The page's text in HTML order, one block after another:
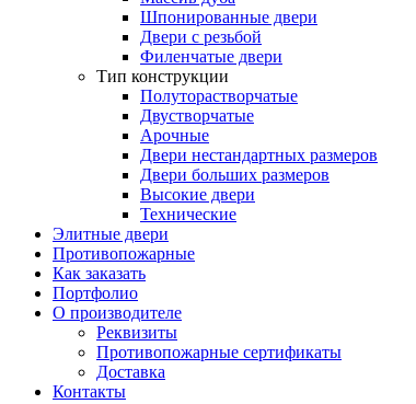
Шпонированные двери
Двери с резьбой
Филенчатые двери
Тип конструкции
Полуторастворчатые
Двустворчатые
Арочные
Двери нестандартных размеров
Двери больших размеров
Высокие двери
Технические
Элитные двери
Противопожарные
Как заказать
Портфолио
О производителе
Реквизиты
Противопожарные сертификаты
Доставка
Контакты